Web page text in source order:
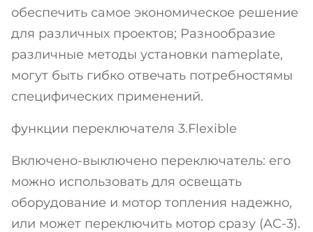
обеспечить самое экономическое решение
для различных проектов; Разнообразие
различные методы установки nameplate,
могут быть гибко отвечать потребностямы
специфических применений.
функции переключателя 3.Flexible
Включено-выключено переключатель: его
можно использовать для освещать
оборудование и мотор топления надежно,
или может переключить мотор сразу (AC-3).